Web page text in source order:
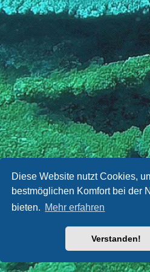
Diese Website nutzt Cookies,
bestmöglichen Komfort bei der
bieten. Mehr erfahren
Verstanden!